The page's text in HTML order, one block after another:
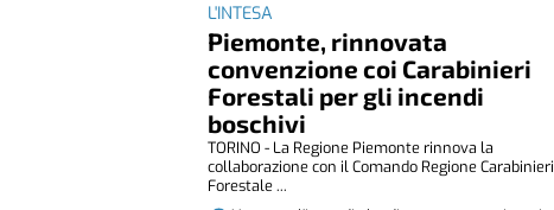
L'INTESA
Piemonte, rinnovata
convenzione coi Carabinieri
Forestali per gli incendi
boschivi
TORINO - La Regione Piemonte rinnova la
collaborazione con il Comando Regione Carabinieri
Forestale ...